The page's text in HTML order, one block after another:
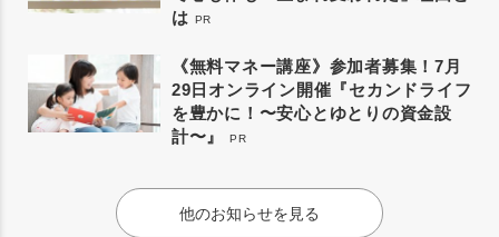
は PR
《無料マネー講座》参加者募集！7月
29日オンライン開催『セカンドライフ
を豊かに！〜安心とゆとりの資金設
計〜』
PR
他のお知らせを見る